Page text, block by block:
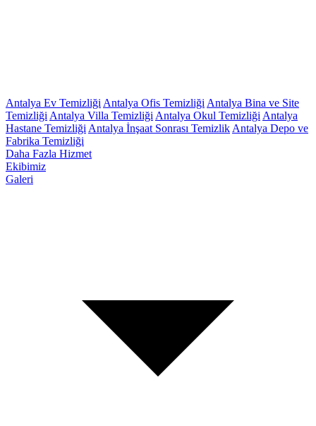
Antalya Ev Temizliği Antalya Ofis Temizliği Antalya Bina ve Site
Temizliği Antalya Villa Temizliği Antalya Okul Temizliği Antalya
Hastane Temizliği Antalya İnşaat Sonrası Temizlik Antalya Depo ve
Fabrika Temizliği
Daha Fazla Hizmet
Ekibimiz
Galeri